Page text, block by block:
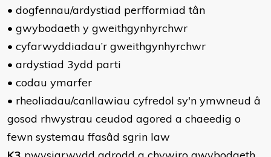
• dogfennau/ardystiad perfformiad tân
• gwybodaeth y gweithgynhyrchwr
• cyfarwyddiadau’r gweithgynhyrchwr
• ardystiad 3ydd parti
• codau ymarfer
• rheoliadau/canllawiau cyfredol sy'n ymwneud â
gosod rhwystrau ceudod agored a chaeedig o
fewn systemau ffasâd sgrin law